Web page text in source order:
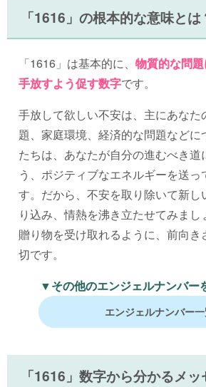
「1616」の根本的な意味とは
「1616」は基本的に、 物質的な問
手放すよう促す数字です。
手放して欲しい不安は、主にあなた
題、家庭環境、経済的な問題などに
たちは、あなたが自分の進むべき道
う、ポジティブなエネルギーを送っ
す。だから、不安を取り除いて新し
り込み、情熱を沸き立たせてみま
贈り物を受け取れるように、前向き
切です。
▼その他のエンジェルナンバー
エンジェルナンバー
「1616」数字から分かるメ